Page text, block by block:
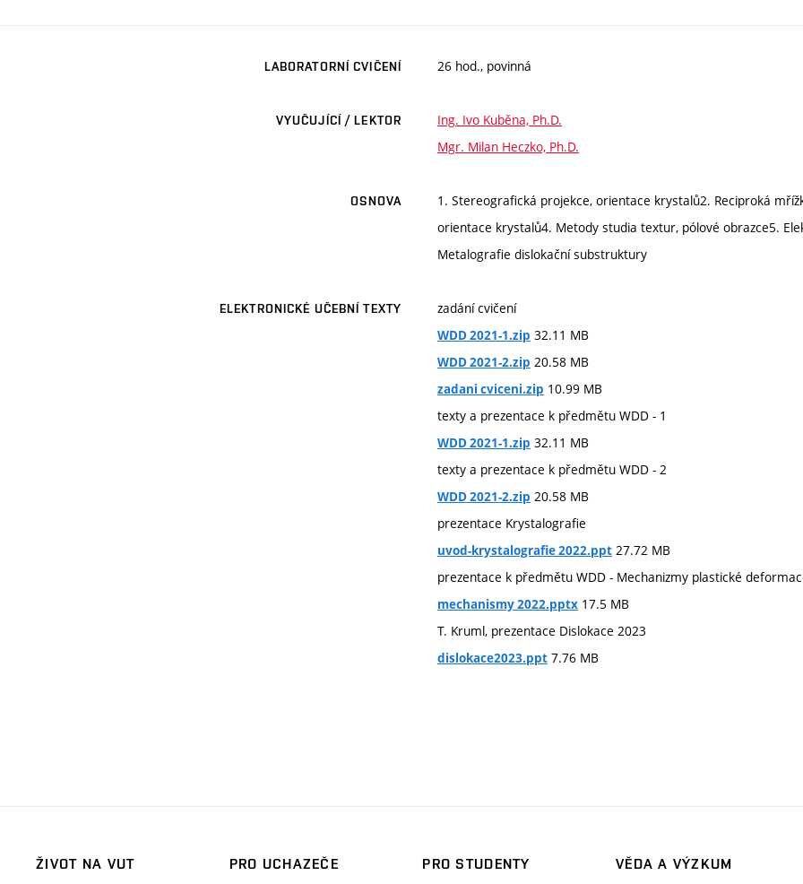
LABORATORNÍ CVIČENÍ 26 hod., povinná
VYUČUJÍCÍ / LEKTOR
Ing. Ivo Kuběna, Ph.D.
Mgr. Milan Heczko, Ph.D.
OSNOVA
1. Stereografická projekce, orientace krystalů2. Reciproká
orientace krystalů4. Metody studia textur, pólové obrazce5.
Metalografie dislokační substruktury
ELEKTRONICKÉ UČEBNÍ TEXTY zadání cvičení
WDD 2021-1.zip 32.11 MB
WDD 2021-2.zip 20.58 MB
zadani cviceni.zip 10.99 MB
texty a prezentace k předmětu WDD - 1
WDD 2021-1.zip 32.11 MB
texty a prezentace k předmětu WDD - 2
WDD 2021-2.zip 20.58 MB
prezentace Krystalografie
uvod-krystalografie 2022.ppt 27.72 MB
prezentace k předmětu WDD - Mechanizmy plastické
mechanismy 2022.pptx 17.5 MB
T. Kruml, prezentace Dislokace 2023
dislokace2023.ppt 7.76 MB
ŽIVOT NA VUT PRO UCHAZEČE PRO STUDENTY VĚDA A VÝZKUM